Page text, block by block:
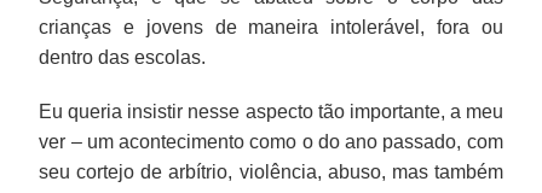
crianças e jovens de maneira intolerável, fora ou
dentro das escolas.
Eu queria insistir nesse aspecto tão importante, a meu
ver – um acontecimento como o do ano passado, com
seu cortejo de arbítrio, violência, abuso, mas também